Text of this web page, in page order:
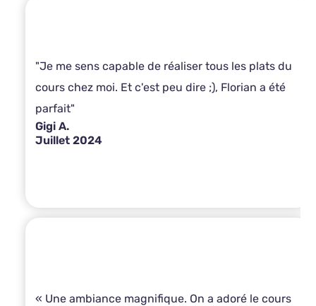
"Je me sens capable de réaliser tous les plats du
cours chez moi. Et c'est peu dire ;), Florian a été
parfait"
Gigi A.
Juillet 2024
« Une ambiance magnifique. On a adoré le cours